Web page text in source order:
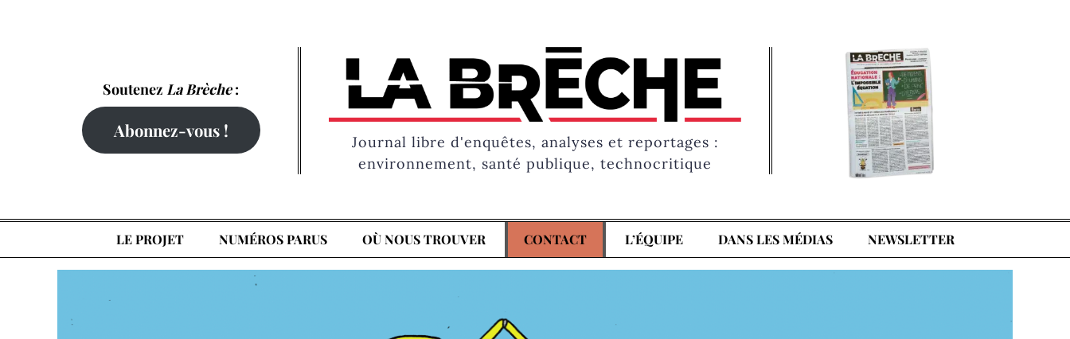
Soutenez La Brèche:
Abonnez-vous !
Journal libre d'enquêtes, analyses et reportages :
environnement, santé publique, technocritique
LE PROJET NUMÉROS PARUS OÙ NOUS TROUVER CONTACT L’ÉQUIPE DANS LES MÉDIAS NEWSLETTER